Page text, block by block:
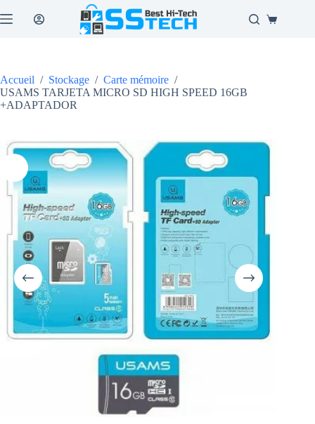
au
Panier
Accueil / Stockage / Carte mémoire /
USAMS TARJETA MICRO SD HIGH SPEED 16GB
+ADAPTADOR